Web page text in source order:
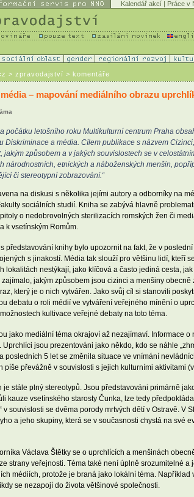
Kalendář akcí | Práce v
> zpravodajství > komentáře
– mapování mediálního obrazu
počátku letošního roku Multikulturní centrum Praha
Diskriminace a média. Cílem publikace s názvem
jakým způsobem a v jakých souvislostech se v
národnostních, etnických a náboženských menšin,
či stereotypní zobrazování.“
na diskusi s několika jejími autory a odborníky na
sociálních studií. Kniha se zabývá hlavně
o nedobrovolných sterilizacích romských žen či
k vsetínským Romům.
představování knihy bylo upozornit na fakt, že v
s jinakostí. Média tak slouží pro většinu lidí, kteří
lokalitách nestýkají, jako klíčová a často jediná cesta,
jakým způsobem jsou cizinci a menšiny obecně
který je o nich vytvářen. Jako svůj cíl si stanovili
debatu o roli médií ve vytváření veřejného mínění o
kultivace veřejné debaty na toto téma.
jako mediální téma okrajoví až nezajímaví. Informace
jsou prezentováni jako někdo, kdo se náhle
posledních 5 let se změnila situace ve vnímání
píše převážně v souvislosti s jejich kulturními aktivitami
je stále plný stereotypů. Jsou představováni primárně
kauze vsetínského starosty Čunka, lze tedy
v souvislosti se dvěma porody mrtvých dětí v Ostravě.
a jeho skupiny, která se v současnosti chystá na své
Václava Štětky se o uprchlících a menšinách
strany veřejnosti. Téma také není úplně srozumitelné
médiích, protože je braná jako lokální téma.
se nezapojí do života většinové společnosti.